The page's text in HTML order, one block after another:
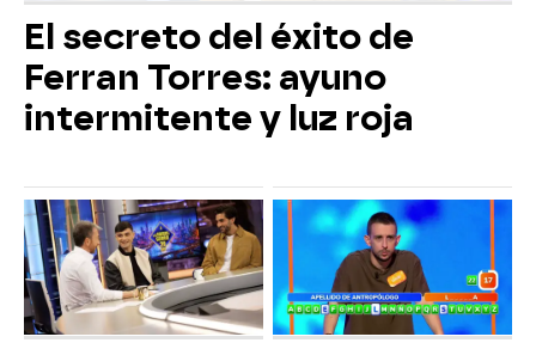
El secreto del éxito de
Ferran Torres: ayuno
intermitente y luz roja